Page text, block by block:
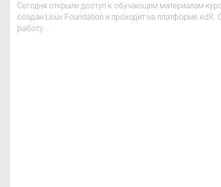
Сегодня открыли доступ к обучающим материалам
создан Linux Foundation и проходит на платформе edX.
работу...